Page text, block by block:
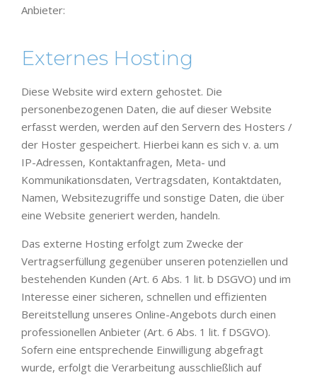
Anbieter:
Externes Hosting
Diese Website wird extern gehostet. Die
personenbezogenen Daten, die auf dieser Website
erfasst werden, werden auf den Servern des Hosters /
der Hoster gespeichert. Hierbei kann es sich v. a. um
IP-Adressen, Kontaktanfragen, Meta- und
Kommunikationsdaten, Vertragsdaten, Kontaktdaten,
Namen, Websitezugriffe und sonstige Daten, die über
eine Website generiert werden, handeln.
Das externe Hosting erfolgt zum Zwecke der
Vertragserfüllung gegenüber unseren potenziellen und
bestehenden Kunden (Art. 6 Abs. 1 lit. b DSGVO) und im
Interesse einer sicheren, schnellen und effizienten
Bereitstellung unseres Online-Angebots durch einen
professionellen Anbieter (Art. 6 Abs. 1 lit. f DSGVO).
Sofern eine entsprechende Einwilligung abgefragt
wurde, erfolgt die Verarbeitung ausschließlich auf